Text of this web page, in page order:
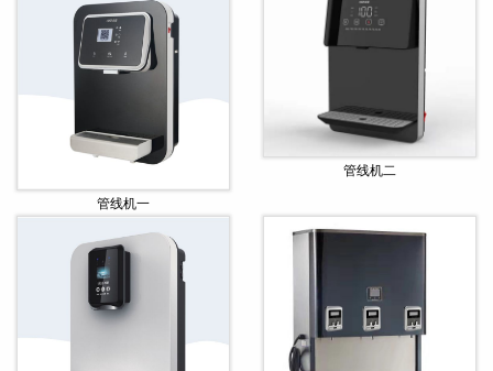
管线机一
管线机二